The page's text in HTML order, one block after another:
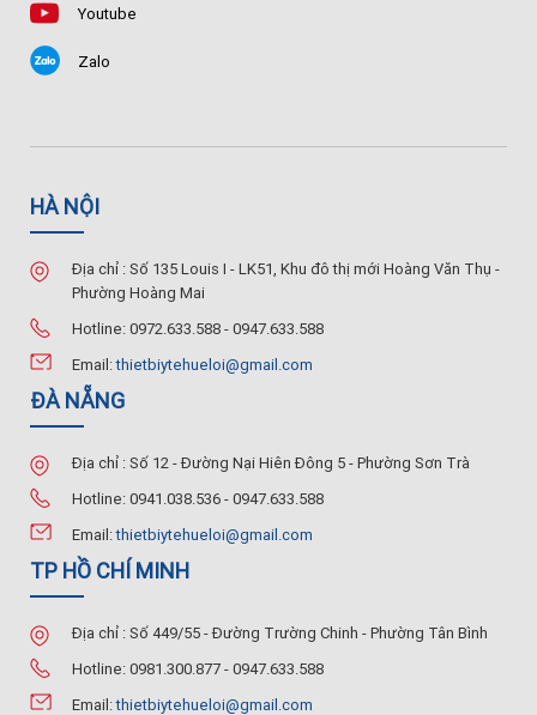
Youtube
Zalo
HÀ NỘI
Địa chỉ : Số 135 Louis I - LK51, Khu đô thị mới Hoàng Văn Thụ -
Phường Hoàng Mai
Hotline: 0972.633.588 - 0947.633.588
Email:thietbiytehueloi@gmail.com
ĐÀ NẴNG
Địa chỉ : Số 12 - Đường Nại Hiên Đông 5 - Phường Sơn Trà
Hotline: 0941.038.536 - 0947.633.588
Email:thietbiytehueloi@gmail.com
TP HỒ CHÍ MINH
Địa chỉ : Số 449/55 - Đường Trường Chinh - Phường Tân Bình
Hotline: 0981.300.877 - 0947.633.588
Email:thietbiytehueloi@gmail.com